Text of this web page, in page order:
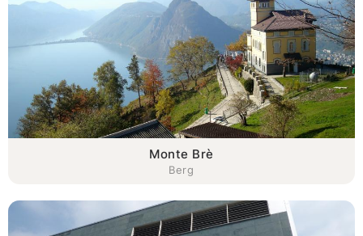
Monte Brè
Berg